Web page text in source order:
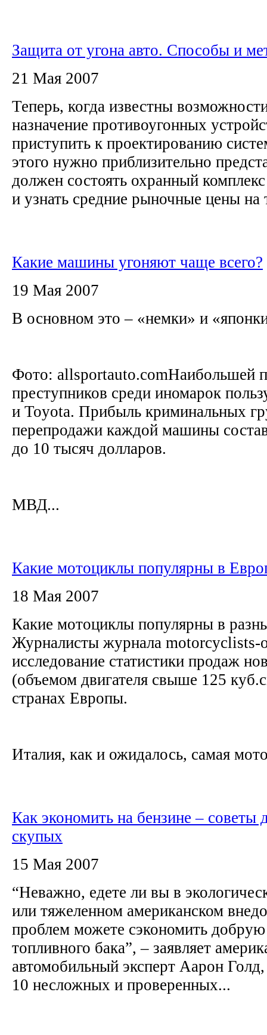
Защита от угона авто. Способы и
21 Мая 2007
Теперь, когда известны
назначение противоугонных
приступить к проектированию
этого нужно приблизительно
должен состоять охранный
и узнать средние рыночные цены на
Какие машины угоняют чаще всего?
19 Мая 2007
В основном это – «немки» и
Фото: allsportauto.comНаибольшей
преступников среди иномарок
и Toyota. Прибыль криминальных
перепродажи каждой машины
до 10 тысяч долларов.
МВД...
Какие мотоциклы популярны в
18 Мая 2007
Какие мотоциклы популярны в
Журналисты журнала motorcyclists-
исследование статистики продаж
(объемом двигателя свыше 125
странах Европы.
Италия, как и ожидалось, самая
Как экономить на бензине – советы
скупых
15 Мая 2007
“Неважно, едете ли вы в
или тяжеленном американском
проблем можете сэкономить
топливного бака”, – заявляет
автомобильный эксперт Аарон
10 несложных и проверенных...